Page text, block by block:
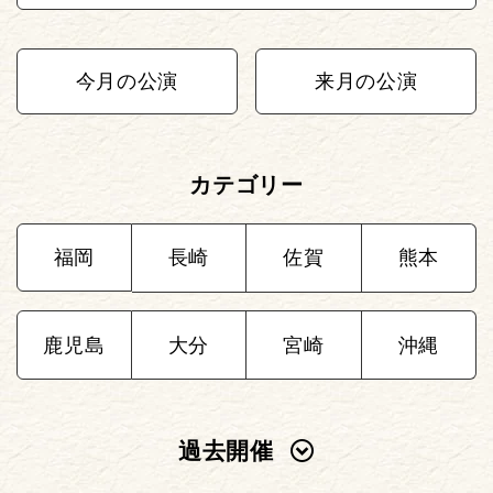
今月の公演 来月の公演
カテゴリー
福岡 長崎 佐賀 熊本
鹿児島 大分 宮崎 沖縄
過去開催